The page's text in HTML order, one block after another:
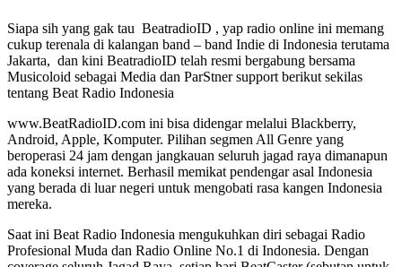
Siapa sih yang gak tau BeatradioID , yap radio online ini memang
cukup terenala di kalangan band – band Indie di Indonesia terutama
Jakarta, dan kini BeatradioID telah resmi bergabung bersama
Musicoloid sebagai Media dan ParStner support berikut sekilas
tentang Beat Radio Indonesia
www.BeatRadioID.com ini bisa didengar melalui Blackberry,
Android, Apple, Komputer. Pilihan segmen All Genre yang
beroperasi 24 jam dengan jangkauan seluruh jagad raya dimanapun
ada koneksi internet. Berhasil memikat pendengar asal Indonesia
yang berada di luar negeri untuk mengobati rasa kangen Indonesia
mereka.
Saat ini Beat Radio Indonesia mengukuhkan diri sebagai Radio
Profesional Muda dan Radio Online No.1 di Indonesia. Dengan